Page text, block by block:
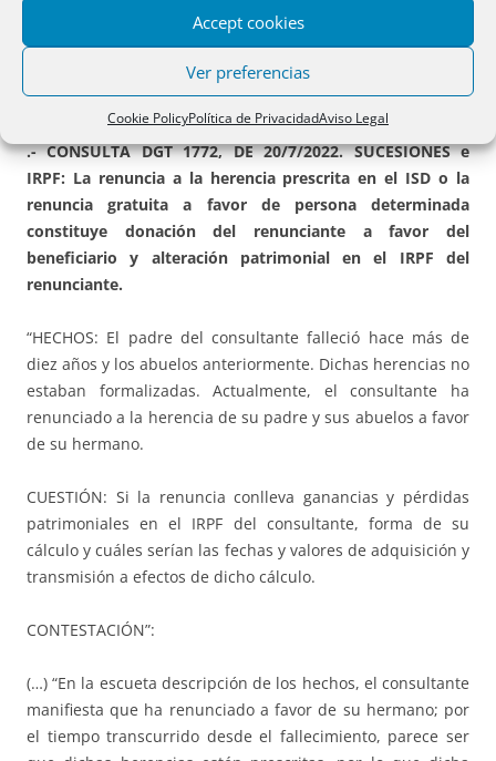
Accept cookies
Ver preferencias
Cookie PolicyPolítica de PrivacidadAviso Legal
PARTE SEGUNDA. JURISPRUDENCIA Y
DOCTRINA ADMINISTRATIVA.
A) ISD E IRPF.
.- CONSULTA DGT 1772, DE 20/7/2022. SUCESIONES e
IRPF: La renuncia a la herencia prescrita en el ISD o la
renuncia gratuita a favor de persona determinada
constituye donación del renunciante a favor del
beneficiario y alteración patrimonial en el IRPF del
renunciante.
“HECHOS: El padre del consultante falleció hace más de
diez años y los abuelos anteriormente. Dichas herencias no
estaban formalizadas. Actualmente, el consultante ha
renunciado a la herencia de su padre y sus abuelos a favor
de su hermano.
CUESTIÓN: Si la renuncia conlleva ganancias y pérdidas
patrimoniales en el IRPF del consultante, forma de su
cálculo y cuáles serían las fechas y valores de adquisición y
transmisión a efectos de dicho cálculo.
CONTESTACIÓN”:
(…) “En la escueta descripción de los hechos, el consultante
manifiesta que ha renunciado a favor de su hermano; por
el tiempo transcurrido desde el fallecimiento, parece ser